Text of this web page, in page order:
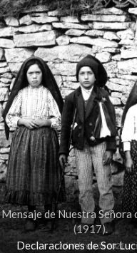
Mensaje de Nuestra Señora
(1917).
2 de febrero de 2021
Declaraciones de Sor